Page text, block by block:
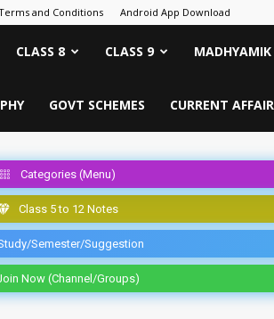
and Conditions Android App Download
CLASS 8 CLASS 9 MADHYAMIK
GOVT SCHEMES CURRENT
Categories (Menu)
Class 5 to 12 Notes
Semester/Suggestion
Now (Channel/Groups)